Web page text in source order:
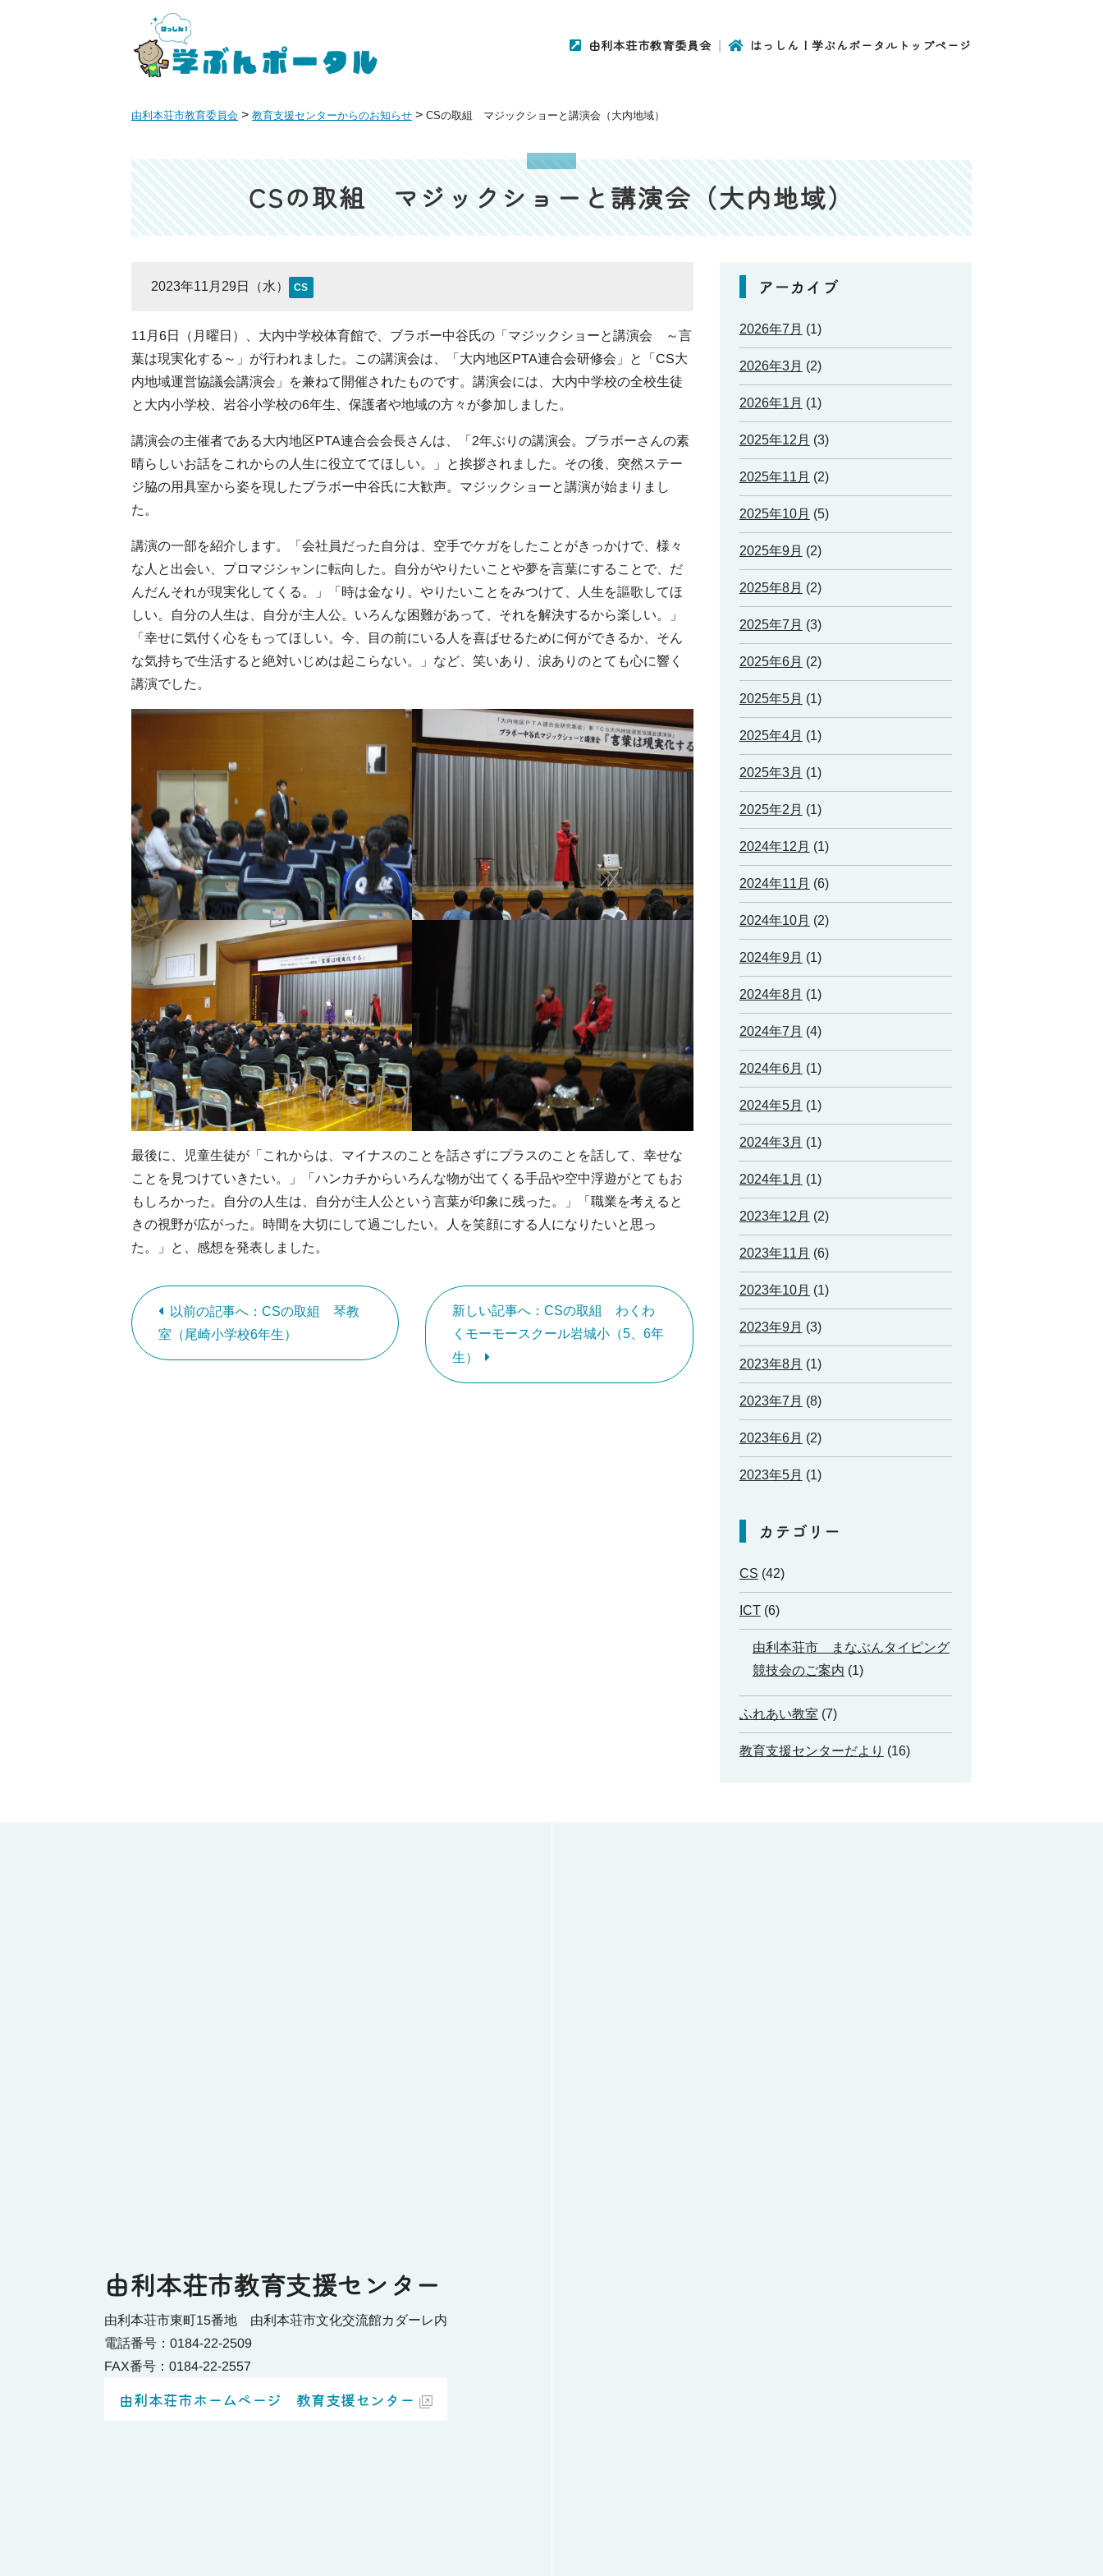
由利本荘市教育委員会 はっしん！学ぶんポータルトップページ
由利本荘市教育委員会 > 教育支援センターからのお知らせ > CSの取組 マジックショーと講演会（大内地域）
CSの取組 マジックショーと講演会（大内地域）
2023年11月29日（水） CS
11月6日（月曜日）、大内中学校体育館で、ブラボー中谷氏の「マジックショーと講演会 ～言
葉は現実化する～」が行われました。この講演会は、「大内地区PTA連合会研修会」と「CS大
内地域運営協議会講演会」を兼ねて開催されたものです。講演会には、大内中学校の全校生徒
と大内小学校、岩谷小学校の6年生、保護者や地域の方々が参加しました。
講演会の主催者である大内地区PTA連合会会長さんは、「2年ぶりの講演会。ブラボーさんの素
晴らしいお話をこれからの人生に役立ててほしい。」と挨拶されました。その後、突然ステー
ジ脇の用具室から姿を現したブラボー中谷氏に大歓声。マジックショーと講演が始まりまし
た。
講演の一部を紹介します。「会社員だった自分は、空手でケガをしたことがきっかけで、様々
な人と出会い、プロマジシャンに転向した。自分がやりたいことや夢を言葉にすることで、だ
んだんそれが現実化してくる。」「時は金なり。やりたいことをみつけて、人生を謳歌してほ
しい。自分の人生は、自分が主人公。いろんな困難があって、それを解決するから楽しい。」
「幸せに気付く心をもってほしい。今、目の前にいる人を喜ばせるために何ができるか、そん
な気持ちで生活すると絶対いじめは起こらない。」など、笑いあり、涙ありのとても心に響く
講演でした。
最後に、児童生徒が「これからは、マイナスのことを話さずにプラスのことを話して、幸せな
ことを見つけていきたい。」「ハンカチからいろんな物が出てくる手品や空中浮遊がとてもお
もしろかった。自分の人生は、自分が主人公という言葉が印象に残った。」「職業を考えると
きの視野が広がった。時間を大切にして過ごしたい。人を笑顔にする人になりたいと思っ
た。」と、感想を発表しました。
以前の記事へ：CSの取組 琴教
室（尾崎小学校6年生）
新しい記事へ：CSの取組 わくわ
くモーモースクール岩城小（5、6年
生）
アーカイブ
2026年7月 (1)
2026年3月 (2)
2026年1月 (1)
2025年12月 (3)
2025年11月 (2)
2025年10月 (5)
2025年9月 (2)
2025年8月 (2)
2025年7月 (3)
2025年6月 (2)
2025年5月 (1)
2025年4月 (1)
2025年3月 (1)
2025年2月 (1)
2024年12月 (1)
2024年11月 (6)
2024年10月 (2)
2024年9月 (1)
2024年8月 (1)
2024年7月 (4)
2024年6月 (1)
2024年5月 (1)
2024年3月 (1)
2024年1月 (1)
2023年12月 (2)
2023年11月 (6)
2023年10月 (1)
2023年9月 (3)
2023年8月 (1)
2023年7月 (8)
2023年6月 (2)
2023年5月 (1)
カテゴリー
CS (42)
ICT(6)
由利本荘市 まなぶんタイピング
競技会のご案内 (1)
ふれあい教室 (7)
教育支援センターだより (16)
由利本荘市教育支援センター
由利本荘市東町15番地 由利本荘市文化交流館カダーレ内
電話番号：0184-22-2509
FAX番号：0184-22-2557
由利本荘市ホームページ 教育支援センター